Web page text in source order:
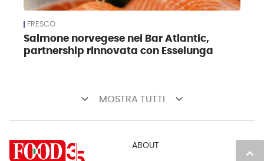
FRESCO
Salmone norvegese nei Bar Atlantic,
partnership rinnovata con Esselunga
keyboard_arrow_down MOSTRA TUTTI keyboard_arrow_down
keyboard_arrow_up
ABOUT